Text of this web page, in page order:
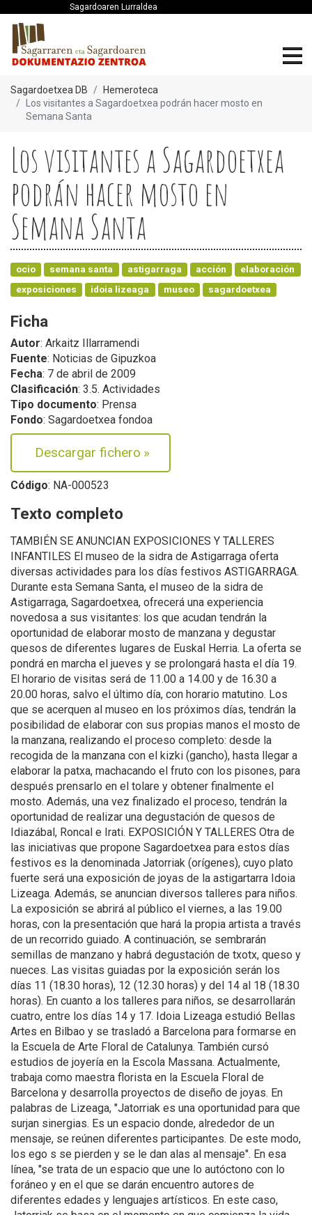
Sagardoaren Lurraldea
Sagardoetxea DB
Hemeroteca
Los visitantes a Sagardoetxea podrán hacer mosto en
Semana Santa
Los visitantes a Sagardoetxea
podrán hacer mosto en
Semana Santa
ocio semana santa astigarraga acción
elaboración
exposiciones
idoia lizeaga museo sagardoetxea
Ficha
Autor: Arkaitz Illarramendi
Fuente: Noticias de Gipuzkoa
Fecha: 7 de abril de 2009
Clasificación: 3.5. Actividades
Tipo documento: Prensa
Fondo: Sagardoetxea fondoa
Descargar fichero »
Código: NA-000523
Texto completo
TAMBIÉN SE ANUNCIAN EXPOSICIONES Y TALLERES
INFANTILES El museo de la sidra de Astigarraga oferta
diversas actividades para los días festivos ASTIGARRAGA.
Durante esta Semana Santa, el museo de la sidra de
Astigarraga, Sagardoetxea, ofrecerá una experiencia
novedosa a sus visitantes: los que acudan tendrán la
oportunidad de elaborar mosto de manzana y degustar
quesos de diferentes lugares de Euskal Herria. La oferta se
pondrá en marcha el jueves y se prolongará hasta el día 19.
El horario de visitas será de 11.00 a 14.00 y de 16.30 a
20.00 horas, salvo el último día, con horario matutino. Los
que se acerquen al museo en los próximos días, tendrán la
posibilidad de elaborar con sus propias manos el mosto de
la manzana, realizando el proceso completo: desde la
recogida de la manzana con el kizki (gancho), hasta llegar a
elaborar la patxa, machacando el fruto con los pisones, para
después prensarlo en el tolare y obtener finalmente el
mosto. Además, una vez finalizado el proceso, tendrán la
oportunidad de realizar una degustación de quesos de
Idiazábal, Roncal e Irati. EXPOSICIÓN Y TALLERES Otra de
las iniciativas que propone Sagardoetxea para estos días
festivos es la denominada Jatorriak (orígenes), cuyo plato
fuerte será una exposición de joyas de la astigartarra Idoia
Lizeaga. Además, se anuncian diversos talleres para niños.
La exposición se abrirá al público el viernes, a las 19.00
horas, con la presentación que hará la propia artista a través
de un recorrido guiado. A continuación, se sembrarán
semillas de manzano y habrá degustación de txotx, queso y
nueces. Las visitas guiadas por la exposición serán los
días 11 (18.30 horas), 12 (12.30 horas) y del 14 al 18 (18.30
horas). En cuanto a los talleres para niños, se desarrollarán
cuatro, entre los días 14 y 17. Idoia Lizeaga estudió Bellas
Artes en Bilbao y se trasladó a Barcelona para formarse en
la Escuela de Arte Floral de Catalunya. También cursó
estudios de joyería en la Escola Massana. Actualmente,
trabaja como maestra florista en la Escuela Floral de
Barcelona y desarrolla proyectos de diseño de joyas. En
palabras de Lizeaga, "Jatorriak es una oportunidad para que
surjan sinergias. Es un espacio donde, alrededor de un
mensaje, se reúnen diferentes participantes. De este modo,
los ego s se pierden y se le dan alas al mensaje". En esa
línea, "se trata de un espacio que une lo autóctono con lo
foráneo y en el que se darán encuentro autores de
diferentes edades y lenguajes artísticos. En este caso,